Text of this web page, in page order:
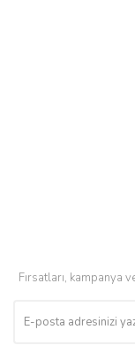
Fırsatları, kampanya